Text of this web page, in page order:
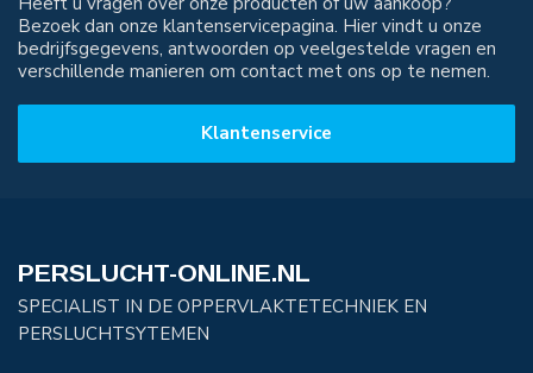
Bezoek dan onze klantenservicepagina. Hier vindt u onze
bedrijfsgegevens, antwoorden op veelgestelde vragen en
verschillende manieren om contact met ons op te nemen.
Klantenservice
PERSLUCHT-ONLINE.NL
SPECIALIST IN DE OPPERVLAKTETECHNIEK EN
PERSLUCHTSYTEMEN